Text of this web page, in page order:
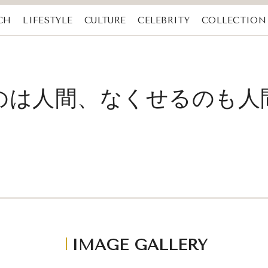
LIFESTYLE CULTURE CELEBRITY COLLECTION
人間、なくせるのも人
IMAGE GALLERY